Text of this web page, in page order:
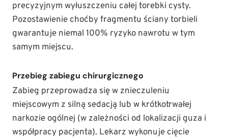
precyzyjnym wyłuszczeniu całej torebki cysty.
Pozostawienie choćby fragmentu ściany torbieli
gwarantuje niemal 100% ryzyko nawrotu w tym
samym miejscu.
Przebieg zabiegu chirurgicznego
Zabieg przeprowadza się w znieczuleniu
miejscowym z silną sedacją lub w krótkotrwałej
narkozie ogólnej (w zależności od lokalizacji guza i
współpracy pacjenta). Lekarz wykonuje cięcie